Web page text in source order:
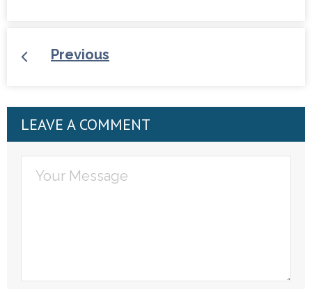
Previous
LEAVE A COMMENT